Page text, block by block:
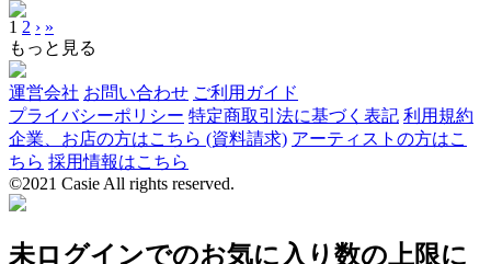
1 2 › »
もっと見る
運営会社 お問い合わせ ご利用ガイド
プライバシーポリシー 特定商取引法に基づく表記 利用規約
企業、お店の方はこちら (資料請求) アーティストの方はこ
ちら 採用情報はこちら
©2021 Casie All rights reserved.
未ログインでのお気に入り数の上限に